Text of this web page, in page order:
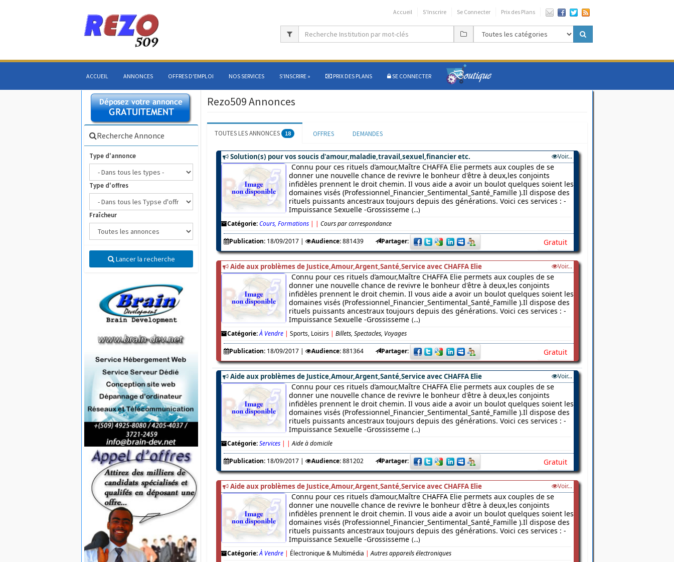
Accueil S’Inscrire Se Connecter Prix des Plans
ACCUEIL ANNONCES OFFRES D'EMPLOI NOS SERVICES S'INSCRIRE » PRIX DES PLANS SE CONNECTER
Recherche Annonce
Type d'annonce
Type d'offres
Fraîcheur
Lancer la recherche
Rezo509 Annonces
TOUTES LES ANNONCES 18 OFFRES DEMANDES
Solution(s) pour vos soucis d'amour,maladie,travail,sexuel,financier etc. Voir...
Connu pour ces rituels d’amour,Maître CHAFFA Elie permets aux couples de se
donner une nouvelle chance de revivre le bonheur d'être à deux,les conjoints
infidèles prennent le droit chemin. Il vous aide a avoir un boulot quelques soient les
domaines visés (Professionnel_Financier_Sentimental_Santé_Famille ).Il dispose des
rituels puissants ancestraux toujours depuis des générations. Voici ces services : -
Impuissance Sexuelle -Grossisseme (...)
Catégorie: Cours, Formations | | Cours par correspondance
Publication: 18/09/2017| Audience: 881439 Partager: Gratuit
Aide aux problèmes de Justice,Amour,Argent,Santé,Service avec CHAFFA Elie Voir...
Connu pour ces rituels d’amour,Maître CHAFFA Elie permets aux couples de se
donner une nouvelle chance de revivre le bonheur d'être à deux,les conjoints
infidèles prennent le droit chemin. Il vous aide a avoir un boulot quelques soient les
domaines visés (Professionnel_Financier_Sentimental_Santé_Famille ).Il dispose des
rituels puissants ancestraux toujours depuis des générations. Voici ces services : -
Impuissance Sexuelle -Grossisseme (...)
Catégorie:À Vendre | Sports, Loisirs | Billets, Spectacles, Voyages
Publication: 18/09/2017| Audience: 881364 Partager: Gratuit
Aide aux problèmes de Justice,Amour,Argent,Santé,Service avec CHAFFA Elie Voir...
Connu pour ces rituels d’amour,Maître CHAFFA Elie permets aux couples de se
donner une nouvelle chance de revivre le bonheur d'être à deux,les conjoints
infidèles prennent le droit chemin. Il vous aide a avoir un boulot quelques soient les
domaines visés (Professionnel_Financier_Sentimental_Santé_Famille ).Il dispose des
rituels puissants ancestraux toujours depuis des générations. Voici ces services : -
Impuissance Sexuelle -Grossisseme (...)
Catégorie: Services | | Aide à domicile
Publication: 18/09/2017| Audience: 881202 Partager: Gratuit
Aide aux problèmes de Justice,Amour,Argent,Santé,Service avec CHAFFA Elie Voir...
Connu pour ces rituels d’amour,Maître CHAFFA Elie permets aux couples de se
donner une nouvelle chance de revivre le bonheur d'être à deux,les conjoints
infidèles prennent le droit chemin. Il vous aide a avoir un boulot quelques soient les
domaines visés (Professionnel_Financier_Sentimental_Santé_Famille ).Il dispose des
rituels puissants ancestraux toujours depuis des générations. Voici ces services : -
Impuissance Sexuelle -Grossisseme (...)
Catégorie:À Vendre | Électronique & Multimédia | Autres appareils électroniques